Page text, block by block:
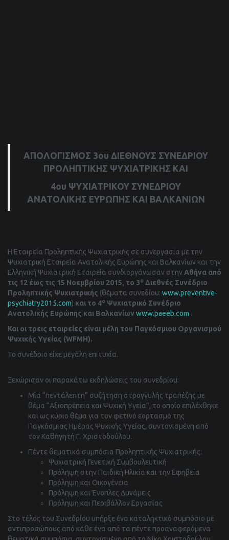
ΑΠΟΛΟΓΙΣΜΟΣ 3ου ΔΙΕΘΝΟΥΣ ΣΥΝΕΔΡΙΟΥ
ΠΡΟΛΗΠΤΙΚΗΣ ΨΥΧΙΑΤΡΙΚΗΣ ΚΑΙ
4ου ΨΥΧΙΑΤΡΙΚΟΥ ΣΥΝΕΔΡΙΟΥ
ΑΝΑΤΟΛΙΚΗΣ ΕΥΡΩΠΗΣ ΚΑΙ ΒΑΛΚΑΝΙΩΝ
Η Εταιρεία Προληπτικής Ψυχιατρικής σε συνεργασία με την
Ψυχιατρική Εταιρεία Ανατολικής Ευρώπης και Βαλκανίων και την
Ελληνική Ψυχιατρική Εταιρεία συνδιοργάνωσαν στην Αθήνα από
τις 12 έως τις 15 Νοεμβρίου 2015, το 3ο Διεθνές Συνέδριο
Προληπτικής Ψυχιατρικής (θέματα συνεδίου: www.preventive-
psychiatry2015.com) και το 4ο Ψυχιατρικό Συνέδριο
Ανατολικής Ευρώπης και Βαλκανίωνwww.paeeb.com .
Και οι τρεις εταιρείες είναι μέλη του Παγκόσμιου Οργανισμού
Ψυχικής Υγείας (WFMH).
Το συνέδριο είχε μεγάλη επιτυχία.
Ξεχώρισαν οι παρακάτω εκδηλώσεις του συνεδρίου:
Μία “πεντάλεπτη” συζήτηση στρογγυλής τραπέζης με
θέμα “Αξιοπρέπεια και Ψυχική Υγεία”, το οποίο επιλέχθηκε
και ως κύριο θέμα για τον φετινό εορτασμό της
Παγκόσμιας Ημέρας Ψυχικής Υγείας, συντονισμένη από
τον Καθηγητή Γ. Χριστοδούλου.
Πέντε θεματικά συμπόσια Προληπτικής Ψυχιατρικής:
Ψυχιατρική Γενετική Συμβουλευτική
Πρόληψη στην Παιδική Ηλικία και την Εφηβεία
Πρόληψη και Οικογένεια
Πρόληψη και Ένοπλες Δυνάμεις
Πρόληψη και Περιβάλλον Εργασίας
Στο τέλος του Συνεδρίου υπήρξε ένα καταληκτικό συμπόσιο με
αντιπροσώπους από κάθε ένα από τα πέντε προαναφερόμενα